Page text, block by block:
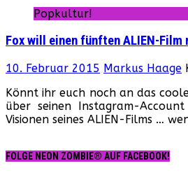
Popkultur!
Fox will einen fünften ALIEN-
10. Februar 2015 Markus Haage
Könnt ihr euch noch an das
über seinen Instagram-
Visionen seines ALIEN-Films …
FOLGE NEON ZOMBIE® AUF FACEBOOK!